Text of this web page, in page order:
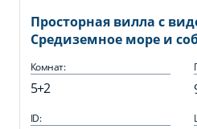
Просторная вилла с
Средиземное море и
Комнат:
5+2
ID: